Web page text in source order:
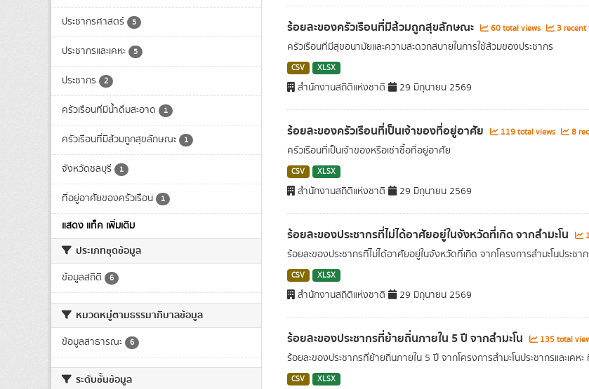
ประชากรศาสตร์ 5
ประชากรและเคหะ 5
ประชากร 2
ครัวเรือนที่มีน้ำดื่มสะอาด 1
ครัวเรือนที่มีส้วมถูกสุขลักษณะ 1
จังหวัดชลบุรี 1
ที่อยู่อาศัยของครัวเรือน 1
แสดง แท็ค เพิ่มเติม
ประเภทชุดข้อมูล
ข้อมูลสถิติ 6
หมวดหมู่ตามธรรมาภิบาลข้อมูล
ข้อมูลสาธารณะ 6
ระดับชั้นข้อมูล
ร้อยละของครัวเรือนที่มีส้วมถูกสุขลักษณะ 60 total views 3 recent
ครัวเรือนที่มีสุขอนามัยและความสะดวกสบายในการใช้ส้วมของประชากร
CSV XLSX
สำนักงานสถิติแห่งชาติ 29 มิถุนายน 2569
ร้อยละของครัวเรือนที่เป็นเจ้าของที่อยู่อาศัย 119 total views 8
ครัวเรือนที่เป็นเจ้าของหรือเช่าซื้อที่อยู่อาศัย
CSV XLSX
สำนักงานสถิติแห่งชาติ 29 มิถุนายน 2569
ร้อยละของประชากรที่ไม่ได้อาศัยอยู่ในจังหวัดที่เกิด จากสำมะโน
ร้อยละของประชากรที่ไม่ได้อาศัยอยู่ในจังหวัดที่เกิด จากโครงการสำมะโนประช
CSV XLSX
สำนักงานสถิติแห่งชาติ 29 มิถุนายน 2569
ร้อยละของประชากรที่ย้ายถิ่นภายใน 5 ปี จากสำมะโน 135 total
ร้อยละของประชากรที่ย้ายถิ่นภายใน 5 ปี จากโครงการสำมะโนประชากรและเค
CSV XLSX